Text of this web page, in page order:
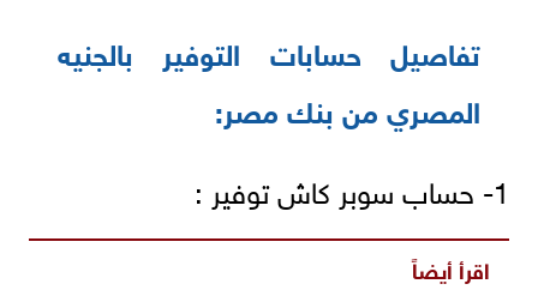
تفاصيل حسابات التوفير بالجنيه
المصري من بنك مصر:
1- حساب سوبر كاش توفير :
اقرأ أيضاً